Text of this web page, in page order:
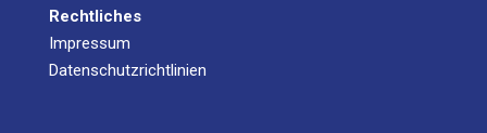
Rechtliches
Impressum
Datenschutzrichtlinien